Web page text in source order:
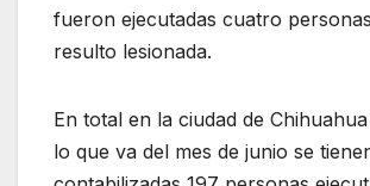
fueron ejecutadas cuatro
resulto lesionada.
En total en la ciudad de
lo que va del mes de junio se